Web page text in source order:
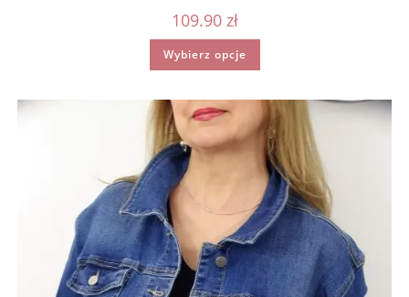
109.90 zł
Wybierz opcje
Ten
ma
Opcje
można
wybrać
na
stronie
produktu